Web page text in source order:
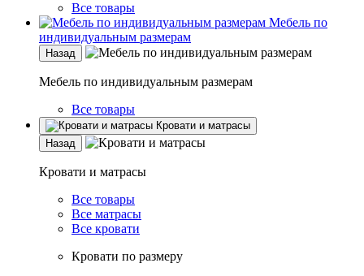
Все товары
Мебель по
индивидуальным размерам
Назад
Мебель по индивидуальным размерам
Все товары
Кровати и матрасы
Назад
Кровати и матрасы
Все товары
Все матрасы
Все кровати
Кровати по размеру